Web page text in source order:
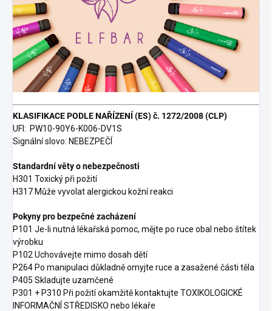
KLASIFIKACE PODLE NAŘÍZENÍ (ES) č. 1272/2008 (CLP)
UFI: PW10-90Y6-K006-DV1S
Signální slovo: NEBEZPEČÍ
Standardní věty o nebezpečnosti
H301 Toxický při požití
H317 Může vyvolat alergickou kožní reakci
Pokyny pro bezpečné zacházení
P101 Je-li nutná lékařská pomoc, mějte po ruce obal nebo štítek
výrobku
P102 Uchovávejte mimo dosah dětí
P264 Po manipulaci důkladně omyjte ruce a zasažené části těla
P405 Skladujte uzamčené
P301 + P310 Při požití okamžitě kontaktujte TOXIKOLOGICKÉ
INFORMAČNÍ STŘEDISKO nebo lékaře